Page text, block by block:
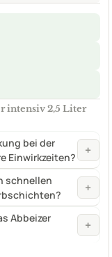
intensiv 2,5 Liter
bei der
Einwirkzeiten?
+
schnellen
+
Abbeizer
+